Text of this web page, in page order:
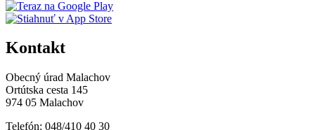
Kontakt
Obecný úrad Malachov
Ortútska cesta 145
974 05 Malachov
Telefón: 048/410 40 30